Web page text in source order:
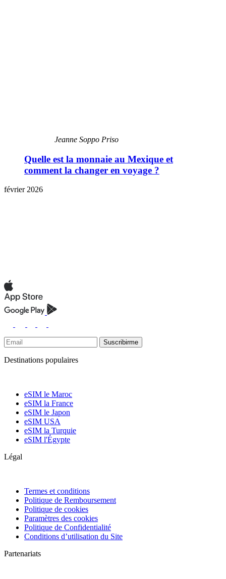
Jeanne Soppo Priso
Quelle est la monnaie au Mexique et
comment la changer en voyage ?
février 2026
Suscribirme
Destinations populaires
eSIM le Maroc
eSIM la France
eSIM le Japon
eSIM USA
eSIM la Turquie
eSIM l'Égypte
Légal
Termes et conditions
Politique de Remboursement
Politique de cookies
Paramètres des cookies
Politique de Confidentialité
Conditions d’utilisation du Site
Partenariats